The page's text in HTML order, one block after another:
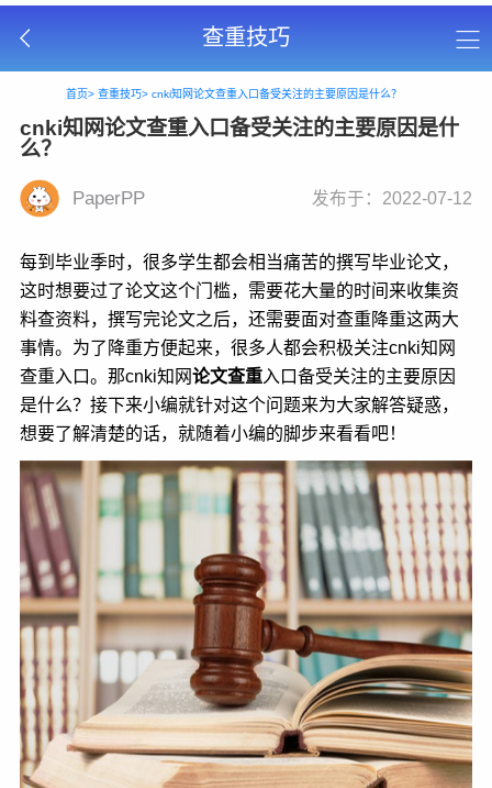
查重技巧
首页> 查重技巧> cnki知网论文查重入口备受关注的主要原因是什么？
cnki知网论文查重入口备受关注的主要原因是什
么？
PaperPP 发布于：2022-07-12
每到毕业季时，很多学生都会相当痛苦的撰写毕业论文，
这时想要过了论文这个门槛，需要花大量的时间来收集资
料查资料，撰写完论文之后，还需要面对查重降重这两大
事情。为了降重方便起来，很多人都会积极关注cnki知网
查重入口。那cnki知网论文查重入口备受关注的主要原因
是什么？接下来小编就针对这个问题来为大家解答疑惑，
想要了解清楚的话，就随着小编的脚步来看看吧！